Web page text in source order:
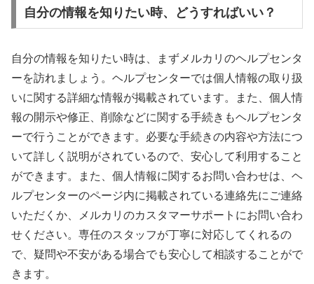
自分の情報を知りたい時、どうすればいい？
自分の情報を知りたい時は、まずメルカリのヘルプセンタ
ーを訪れましょう。ヘルプセンターでは個人情報の取り扱
いに関する詳細な情報が掲載されています。また、個人情
報の開示や修正、削除などに関する手続きもヘルプセンタ
ーで行うことができます。必要な手続きの内容や方法につ
いて詳しく説明がされているので、安心して利用すること
ができます。また、個人情報に関するお問い合わせは、ヘ
ルプセンターのページ内に掲載されている連絡先にご連絡
いただくか、メルカリのカスタマーサポートにお問い合わ
せください。専任のスタッフが丁寧に対応してくれるの
で、疑問や不安がある場合でも安心して相談することがで
きます。